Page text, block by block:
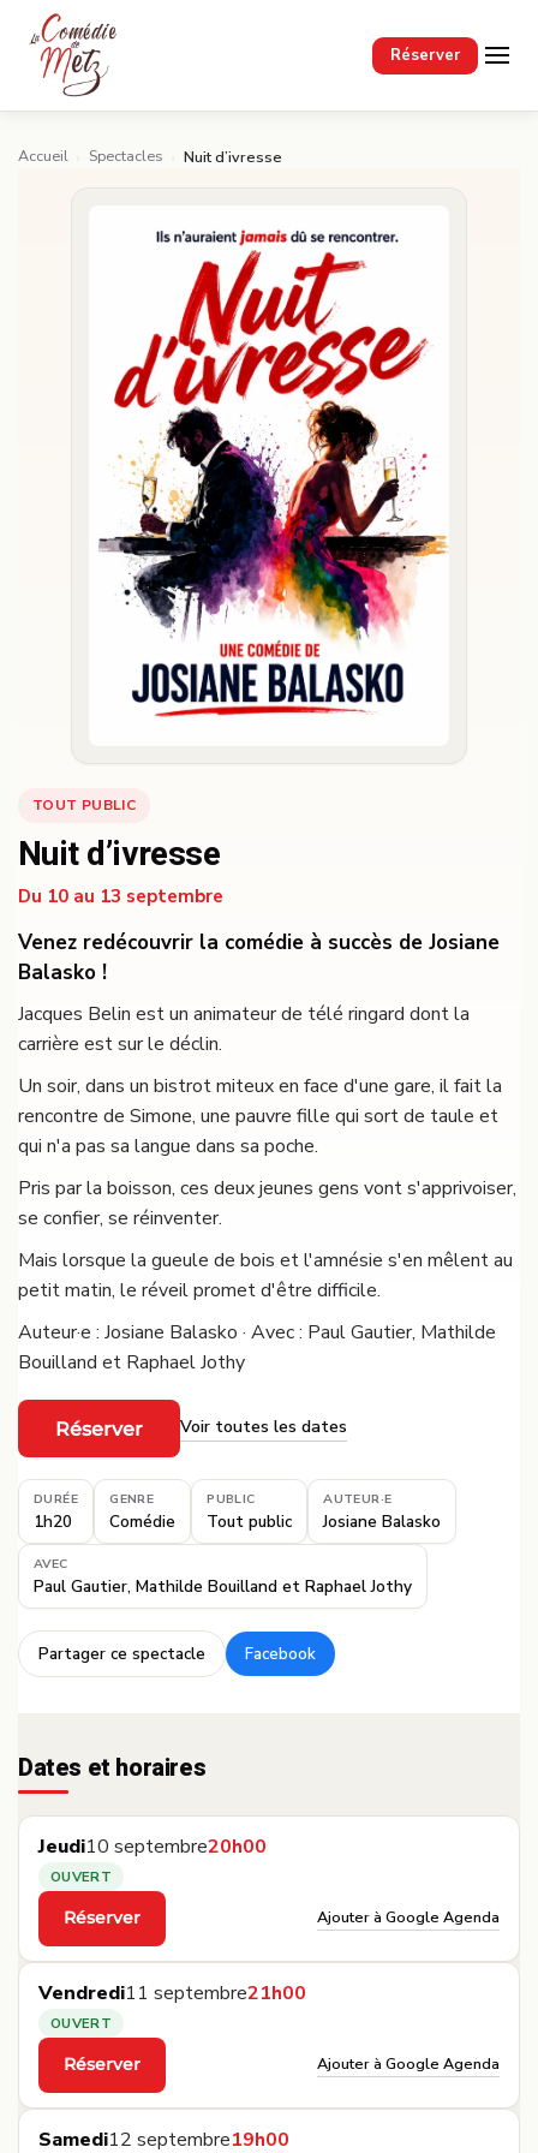
Réserver
Passer au contenu principal
Accueil Spectacles Nuit d’ivresse
TOUT PUBLIC
Nuit d’ivresse
Du 10 au 13 septembre
Venez redécouvrir la comédie à succès de Josiane
Balasko !
Jacques Belin est un animateur de télé ringard dont la
carrière est sur le déclin.
Un soir, dans un bistrot miteux en face d'une gare, il fait la
rencontre de Simone, une pauvre fille qui sort de taule et
qui n'a pas sa langue dans sa poche.
Pris par la boisson, ces deux jeunes gens vont s'apprivoiser,
se confier, se réinventer.
Mais lorsque la gueule de bois et l'amnésie s'en mêlent au
petit matin, le réveil promet d'être difficile.
Auteur·e : Josiane Balasko · Avec : Paul Gautier, Mathilde
Bouilland et Raphael Jothy
Réserver Voir toutes les dates
DURÉE
1h20
GENRE
Comédie
PUBLIC
Tout public
AUTEUR·E
Josiane Balasko
AVEC
Paul Gautier, Mathilde Bouilland et Raphael Jothy
Partager ce spectacle
·
Facebook
Dates et horaires
Jeudi10 septembre20h00
OUVERT
Réserver
·
Ajouter à Google Agenda
Vendredi11 septembre21h00
OUVERT
Réserver
·
Ajouter à Google Agenda
Samedi12 septembre19h00